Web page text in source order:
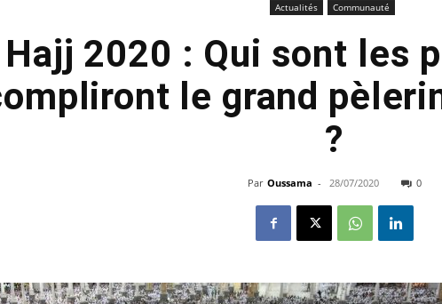
Actualités Communauté
Hajj 2020 : Qui sont les
le grand
?
Par Oussama - 28/07/2020 0